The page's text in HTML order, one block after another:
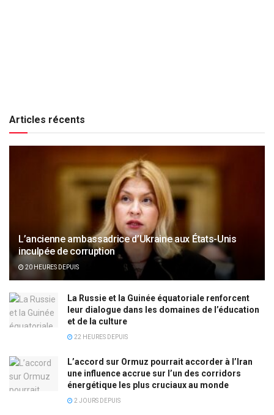
Articles récents
L’ancienne ambassadrice d’Ukraine aux États-Unis
inculpée de corruption
20 HEURES DEPUIS
La Russie et la Guinée équatoriale renforcent
leur dialogue dans les domaines de l’éducation
et de la culture
22 HEURES DEPUIS
L’accord sur Ormuz pourrait accorder à l’Iran
une influence accrue sur l’un des corridors
énergétique les plus cruciaux au monde
2 JOURS DEPUIS